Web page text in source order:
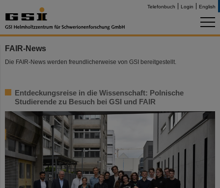
Telefonbuch Login English
FAIR-News
Die FAIR-News werden freundlicherweise von GSI bereitgestellt.
Entdeckungsreise in die Wissenschaft: Polnische
Studierende zu Besuch bei GSI und FAIR